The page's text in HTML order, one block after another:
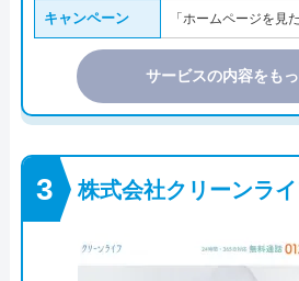
キャンペーン 「ホームページを見
サービスの内容をも
株式会社クリーンラ